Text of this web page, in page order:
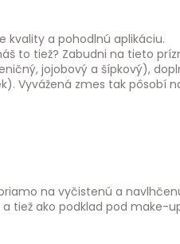
kvality a pohodlnú aplikáciu.
to tiež? Zabudni na tieto
jojobový a šípkový),
Vyvážená zmes tak pôsobí
na vyčistenú a
tiež ako podklad pod make-